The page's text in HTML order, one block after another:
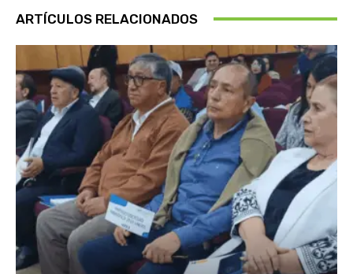
ARTÍCULOS RELACIONADOS